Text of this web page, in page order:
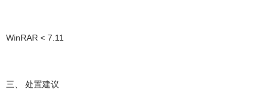
WinRAR < 7.11
三、 处置建议